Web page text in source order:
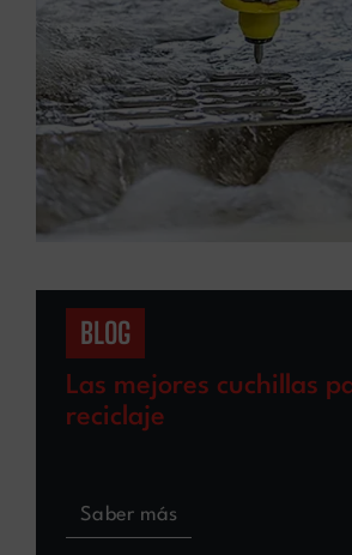
BLOG
Las mejores cuchillas
reciclaje
Saber más